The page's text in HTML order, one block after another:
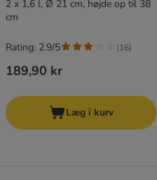
2 x 1,6 l, Ø 21 cm, højde op til 38
cm
189,90 kr
Rating: 2.9/5 (16)
Læg i kurv